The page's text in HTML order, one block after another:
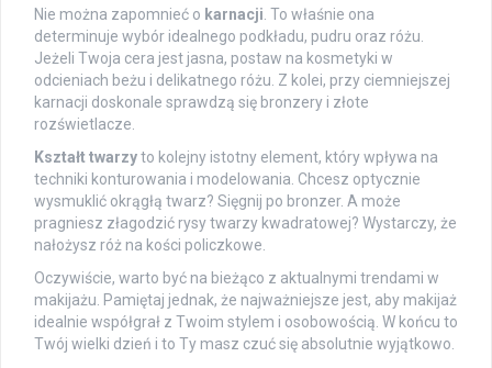
Nie można zapomnieć o karnacji . To właśnie ona
determinuje wybór idealnego podkładu, pudru oraz różu.
Jeżeli Twoja cera jest jasna, postaw na kosmetyki w
odcieniach beżu i delikatnego różu. Z kolei, przy ciemniejszej
karnacji doskonale sprawdzą się bronzery i złote
rozświetlacze.
Kształt twarzyto kolejny istotny element, który wpływa na
techniki konturowania i modelowania. Chcesz optycznie
wysmuklić okrągłą twarz? Sięgnij po bronzer. A może
pragniesz złagodzić rysy twarzy kwadratowej? Wystarczy, że
nałożysz róż na kości policzkowe.
Oczywiście, warto być na bieżąco z aktualnymi trendami w
makijażu. Pamiętaj jednak, że najważniejsze jest, aby makijaż
idealnie współgrał z Twoim stylem i osobowością. W końcu to
Twój wielki dzień i to Ty masz czuć się absolutnie wyjątkowo.